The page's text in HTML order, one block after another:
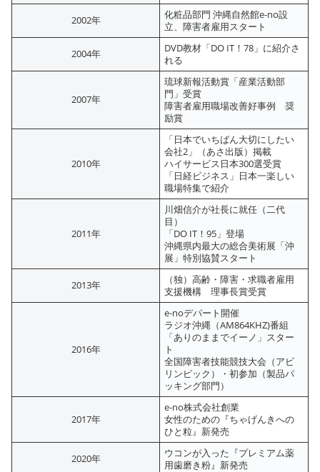
2002年
化粧品部門 沖縄自然館e-no設
立、障害者雇用スタート
2004年
DVD教材「DO IT！78」に紹介さ
れる
2007年
琉球新報活動賞「産業活動部
門」受賞
障害者雇用職場改善好事例 奨
励賞
2010年
「日本でいちばん大切にしたい
会社2」（あさ出版）掲載
ハイサービス日本300選受賞
「日経ビジネス」日本一楽しい
職場特集で紹介
2011年
川畑信介が社長に就任（二代
目）
「DO IT！95」登場
沖縄県内最大の総合美術展「沖
展」特別協賛スタート
2013年
（独）高齢・障害・求職者雇用
支援機構 理事長賞受賞
2016年
e-noデパート開催
ラジオ沖縄（AM864KHZ)番組
「ありのままでイーノ」スター
ト
全国障害者技能競技大会（アビ
リンピック）・初参加（製品パ
ッキング部門）
2017年
e-no株式会社創業
女性のための『ちゃげんきへの
ひと粒』新発売
2020年
ウコンが入った『プレミアム薬
用歯磨き粉』新発売